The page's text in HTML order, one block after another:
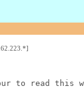
to read